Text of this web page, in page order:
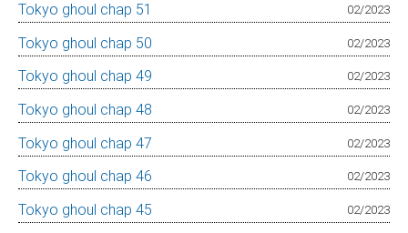
Tokyo ghoul chap 51 02/2023
Tokyo ghoul chap 50 02/2023
Tokyo ghoul chap 49 02/2023
Tokyo ghoul chap 48 02/2023
Tokyo ghoul chap 47 02/2023
Tokyo ghoul chap 46 02/2023
Tokyo ghoul chap 45 02/2023